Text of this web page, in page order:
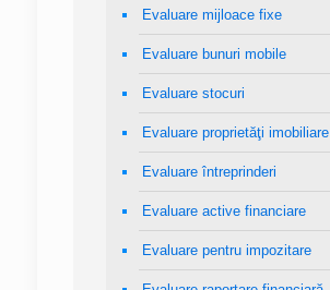
Evaluare mijloace fixe
Evaluare bunuri mobile
Evaluare stocuri
Evaluare proprietăţi imobiliare
Evaluare întreprinderi
Evaluare active financiare
Evaluare pentru impozitare